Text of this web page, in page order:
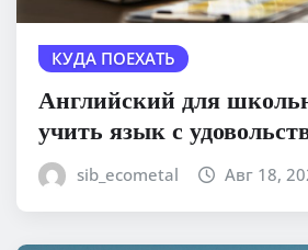
КУДА ПОЕХАТЬ
Английский для
учить язык с
sib_ecometal Авг 18,